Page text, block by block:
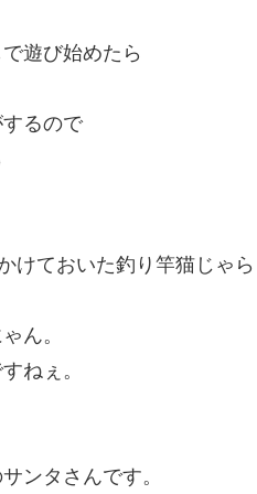
遊び始めたら
るので
けておいた釣り竿猫じゃら
ん。
ねぇ。
ンタさんです。